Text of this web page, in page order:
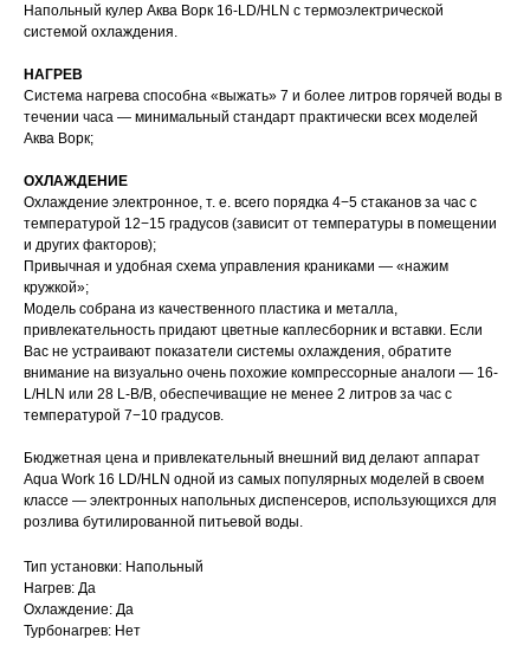
Напольный кулер Аква Ворк 16-LD/HLN с термоэлектрической
системой охлаждения.
НАГРЕВ
Система нагрева способна «выжать» 7 и более литров горячей воды в
течении часа — минимальный стандарт практически всех моделей
Аква Ворк;
ОХЛАЖДЕНИЕ
Охлаждение электронное, т. е. всего порядка 4−5 стаканов за час с
температурой 12−15 градусов (зависит от температуры в помещении
и других факторов);
Привычная и удобная схема управления краниками — «нажим
кружкой»;
Модель собрана из качественного пластика и металла,
привлекательность придают цветные каплесборник и вставки. Если
Вас не устраивают показатели системы охлаждения, обратите
внимание на визуально очень похожие компрессорные аналоги — 16-
L/HLN или 28 L-B/B, обеспечиващие не менее 2 литров за час с
температурой 7−10 градусов.
Бюджетная цена и привлекательный внешний вид делают аппарат
Aqua Work 16 LD/HLN одной из самых популярных моделей в своем
классе — электронных напольных диспенсеров, использующихся для
розлива бутилированной питьевой воды.
Тип установки: Напольный
Нагрев: Да
Охлаждение: Да
Турбонагрев: Нет